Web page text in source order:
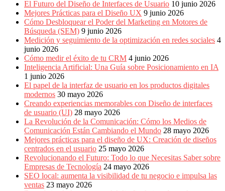
El Futuro del Diseño de Interfaces de Usuario 10 junio 2026
Mejores Prácticas para el Diseño UX 9 junio 2026
Cómo Desbloquear el Poder del Marketing en Motores de
Búsqueda (SEM) 9 junio 2026
Medición y seguimiento de la optimización en redes sociales 4
junio 2026
Cómo medir el éxito de tu CRM 4 junio 2026
Inteligencia Artificial: Una Guía sobre Posicionamiento en IA
1 junio 2026
El papel de la interfaz de usuario en los productos digitales
modernos 30 mayo 2026
Creando experiencias memorables con Diseño de interfaces
de usuario (UI) 28 mayo 2026
La Revolución de la Comunicación: Cómo los Medios de
Comunicación Están Cambiando el Mundo 28 mayo 2026
Mejores prácticas para el diseño de UX: Creación de diseños
centrados en el usuario 25 mayo 2026
Revolucionando el Futuro: Todo lo que Necesitas Saber sobre
Empresas de Tecnología 24 mayo 2026
SEO local: aumenta la visibilidad de tu negocio e impulsa las
ventas 23 mayo 2026